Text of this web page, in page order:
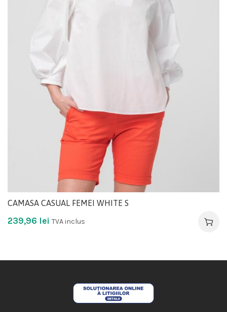
CAMASA CASUAL FEMEI WHITE S
239,96 lei TVA inclus